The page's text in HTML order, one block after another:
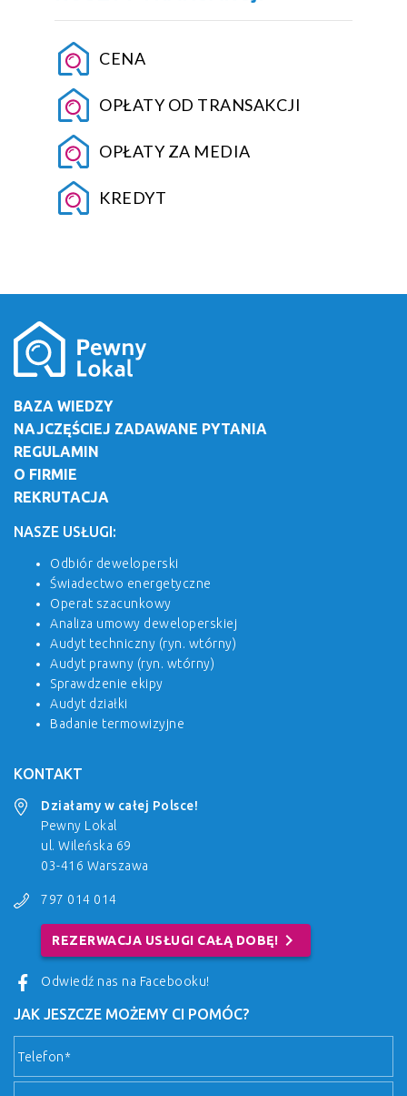
CENA
OPŁATY OD TRANSAKCJI
OPŁATY ZA MEDIA
KREDYT
BAZA WIEDZY
NAJCZĘŚCIEJ ZADAWANE PYTANIA
REGULAMIN
O FIRMIE
REKRUTACJA
NASZE USŁUGI:
Odbiór deweloperski
Świadectwo energetyczne
Operat szacunkowy
Analiza umowy deweloperskiej
Audyt techniczny (ryn. wtórny)
Audyt prawny (ryn. wtórny)
Sprawdzenie ekipy
Audyt działki
Badanie termowizyjne
KONTAKT
Działamy w całej Polsce!
Pewny Lokal
ul. Wileńska 69
03-416 Warszawa
797 014 014
REZERWACJA USŁUGI CAŁĄ DOBĘ! chevron_right
Odwiedź nas na Facebooku!
JAK JESZCZE MOŻEMY CI POMÓC?